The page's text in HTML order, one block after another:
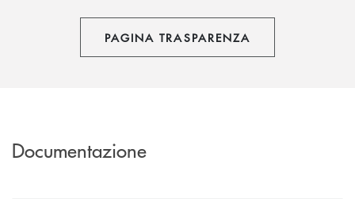
PAGINA TRASPARENZA
Documentazione